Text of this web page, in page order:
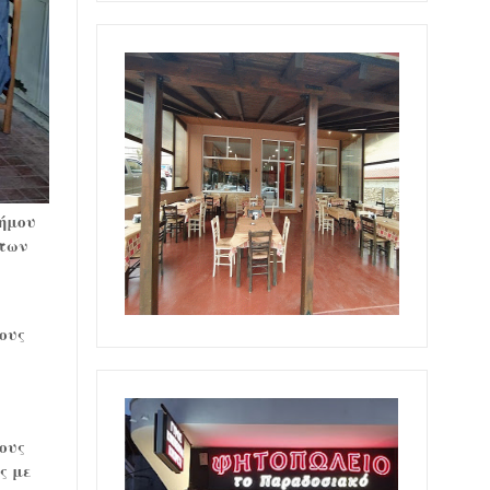
με